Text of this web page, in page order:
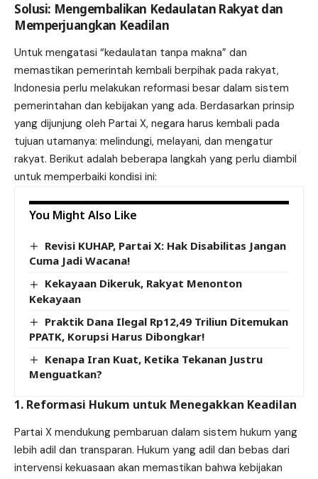
Solusi: Mengembalikan Kedaulatan Rakyat dan
Memperjuangkan Keadilan
Untuk mengatasi “kedaulatan tanpa makna” dan
memastikan pemerintah kembali berpihak pada rakyat,
Indonesia perlu melakukan reformasi besar dalam sistem
pemerintahan dan kebijakan yang ada. Berdasarkan prinsip
yang dijunjung oleh Partai X, negara harus kembali pada
tujuan utamanya: melindungi, melayani, dan mengatur
rakyat. Berikut adalah beberapa langkah yang perlu diambil
untuk memperbaiki kondisi ini:
You Might Also Like
Revisi KUHAP, Partai X: Hak Disabilitas Jangan
Cuma Jadi Wacana!
Kekayaan Dikeruk, Rakyat Menonton
Kekayaan
Praktik Dana Ilegal Rp12,49 Triliun Ditemukan
PPATK, Korupsi Harus Dibongkar!
Kenapa Iran Kuat, Ketika Tekanan Justru
Menguatkan?
1. Reformasi Hukum untuk Menegakkan Keadilan
Partai X mendukung pembaruan dalam sistem hukum yang
lebih adil dan transparan. Hukum yang adil dan bebas dari
intervensi kekuasaan akan memastikan bahwa kebijakan